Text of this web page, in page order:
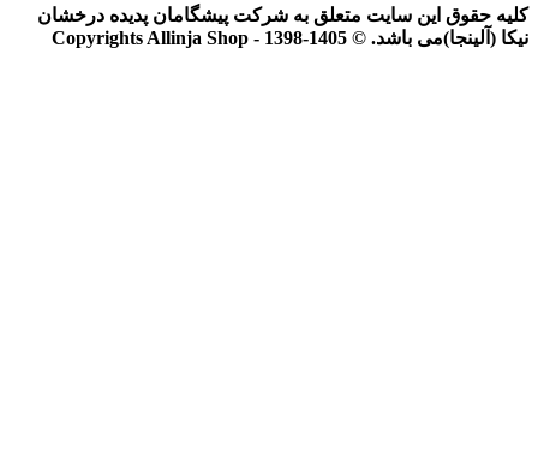
کلیه حقوق این سایت متعلق به شرکت پیشگامان پدیده درخشان
نیکا (آلینجا)می باشد. © Copyrights Allinja Shop - 1398-1405